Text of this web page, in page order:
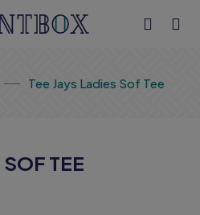
Tee Jays Ladies Sof Tee
TEE